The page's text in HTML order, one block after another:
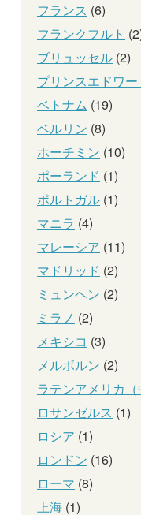
フランス (6)
フランクフルト
ブリュッセル (2)
プリンスエドワー
ベトナム (19)
ベルリン (8)
ホーチミン (10)
ポーランド (1)
ポルトガル (1)
マニラ (4)
マレーシア (11)
マドリッド (2)
ミュンヘン (2)
ミラノ (2)
メキシコ (3)
メルボルン (2)
ラテンアメリカ（
ロサンゼルス (1)
ロシア (1)
ロンドン (16)
ローマ (8)
上海 (1)